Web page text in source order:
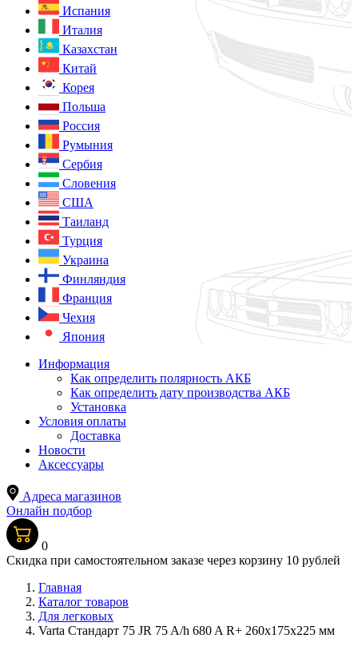
Испания
Италия
Казахстан
Китай
Корея
Польша
Россия
Румыния
Сербия
Словения
США
Таиланд
Турция
Украина
Финляндия
Франция
Чехия
Япония
Информация
Как определить полярность АКБ
Как определить дату производства АКБ
Установка
Условия оплаты
Доставка
Новости
Аксессуары
Адреса магазинов
Онлайн подбор
0
Скидка при самостоятельном заказе через корзину 10 рублей
Главная
Каталог товаров
Для легковых
Varta Стандарт 75 JR 75 A/h 680 A R+ 260x175x225 мм